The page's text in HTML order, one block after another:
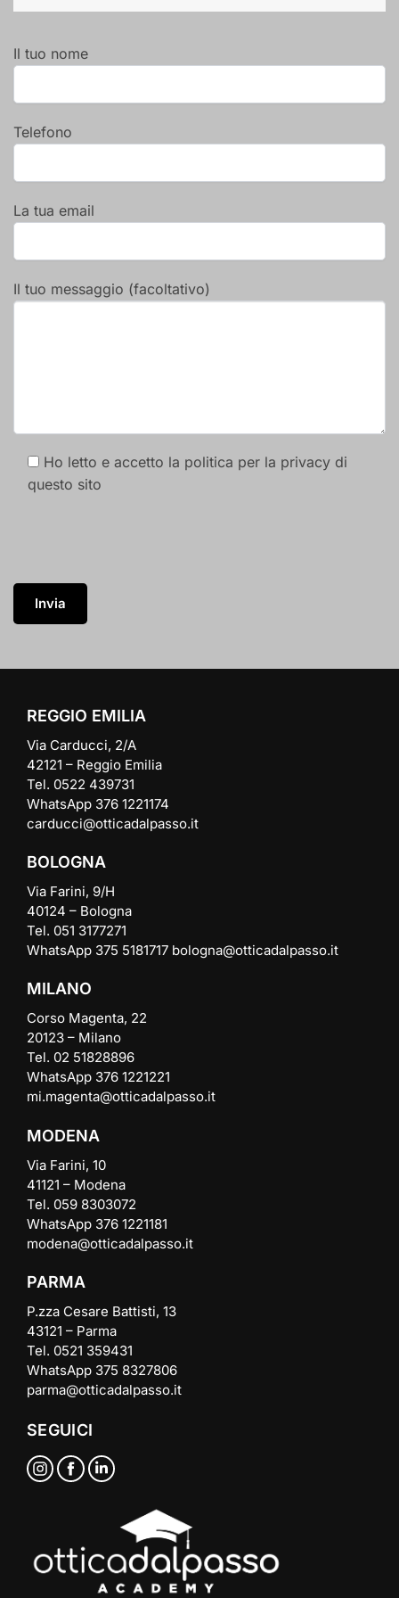
Il tuo nome
Telefono
La tua email
Il tuo messaggio (facoltativo)
Ho letto e accetto la politica per la privacy di
questo sito
REGGIO EMILIA
Via Carducci, 2/A
42121 – Reggio Emilia
Tel. 0522 439731
WhatsApp 376 1221174
carducci@otticadalpasso.it
BOLOGNA
Via Farini, 9/H
40124 – Bologna
Tel. 051 3177271
WhatsApp 375 5181717 bologna@otticadalpasso.it
MILANO
Corso Magenta, 22
20123 – Milano
Tel. 02 51828896
WhatsApp 376 1221221
mi.magenta@otticadalpasso.it
MODENA
Via Farini, 10
41121 – Modena
Tel. 059 8303072
WhatsApp 376 1221181
modena@otticadalpasso.it
PARMA
P.zza Cesare Battisti, 13
43121 – Parma
Tel. 0521 359431
WhatsApp 375 8327806
parma@otticadalpasso.it
SEGUICI